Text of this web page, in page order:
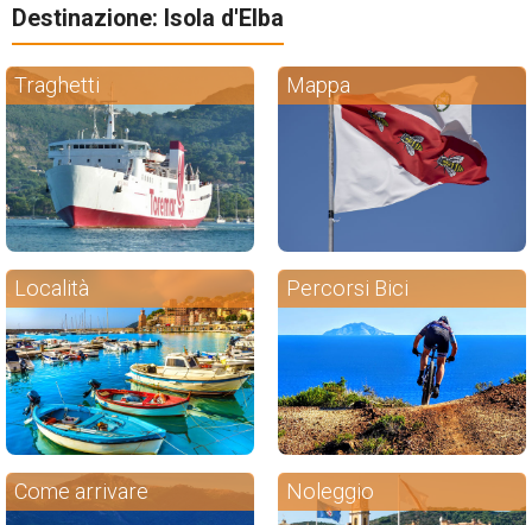
Destinazione: Isola d'Elba
Traghetti Mappa
Località Percorsi Bici
Come arrivare Noleggio